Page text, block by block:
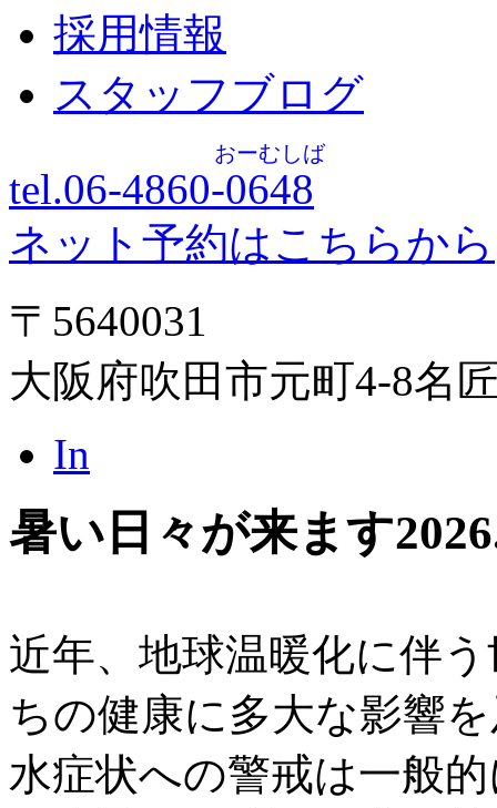
採用情報
スタッフブログ
tel.06-4860-0648
おーむしば
ネット予約はこちらから
〒5640031
大阪府吹田市元町4-8名
In
暑い日々が来ます
近年、地球温暖化に伴
ちの健康に多大な影響
水症状への警戒は一般